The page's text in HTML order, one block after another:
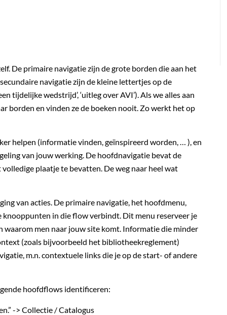
De primaire navigatie zijn de grote borden die aan het
secundaire navigatie zijn de kleine lettertjes op de
tijdelijke wedstrijd’, ‘uitleg over AVI’). Als we alles aan
borden en vinden ze de boeken nooit. Zo werkt het op
helpen (informatie vinden, geïnspireerd worden, … ), en
van jouw werking. De hoofdnavigatie bevat de
plaatje te bevatten. De weg naar heel wat
van acties. De primaire navigatie, het hoofdmenu,
knooppunten in die flow verbindt. Dit menu reserveer je
waarom men naar jouw site komt. Informatie die minder
(zoals bijvoorbeeld het bibliotheekreglement)
m.n. contextuele links die je op de start- of andere
hoofdflows identificeren:
-> Collectie / Catalogus